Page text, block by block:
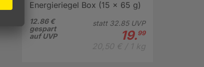
Energieriegel Box (15 x 65 g)
12.86 €
gespart
auf UVP
statt 32.85UVP
19.99